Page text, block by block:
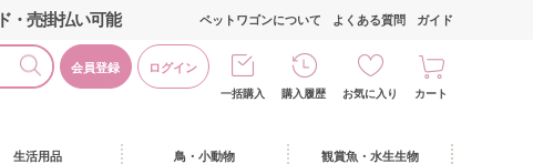
・売掛払い可能
会員登録 ログイン
ペットワゴンについて よくある質問 ガイド
一括購入 購入履歴 お気に入り カート
生活用品 鳥・小動物 観賞魚・水生生物